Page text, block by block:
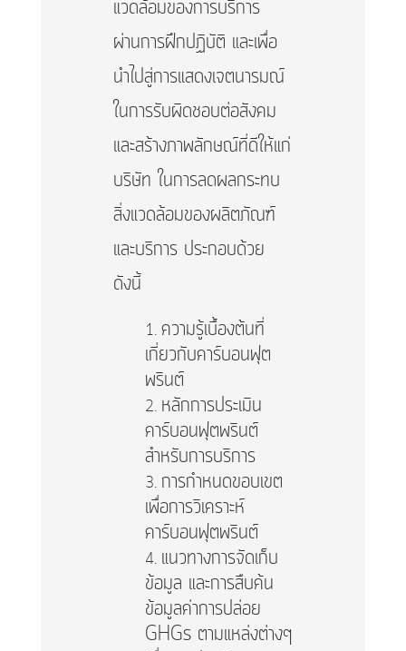
แวดล้อมของการบริการ
ผ่านการฝึกปฏิบัติ และเพื่อ
นำไปสู่การแสดงเจตนารมณ์
ในการรับผิดชอบต่อสังคม
และสร้างภาพลักษณ์ที่ดีให้แก่
บริษัท ในการลดผลกระทบ
สิ่งแวดล้อมของผลิตภัณฑ์
และบริการ ประกอบด้วย
ดังนี้
ความรู้เบื้องต้นที่
เกี่ยวกับคาร์บอนฟุต
พรินต์
หลักการประเมิน
คาร์บอนฟุตพรินต์
สำหรับการบริการ
การกำหนดขอบเขต
เพื่อการวิเคราะห์
คาร์บอนฟุตพรินต์
แนวทางการจัดเก็บ
ข้อมูล และการสืบค้น
ข้อมูลค่าการปล่อย
GHGs ตามแหล่งต่างๆ